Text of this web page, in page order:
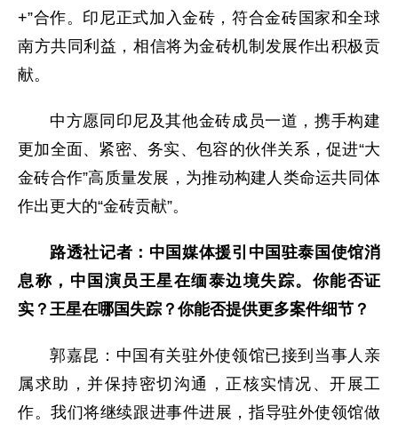
+”合作。印尼正式加入金砖，符合金砖国家和全球
南方共同利益，相信将为金砖机制发展作出积极贡
献。
中方愿同印尼及其他金砖成员一道，携手构建
更加全面、紧密、务实、包容的伙伴关系，促进“大
金砖合作”高质量发展，为推动构建人类命运共同体
作出更大的“金砖贡献”。
路透社记者：中国媒体援引中国驻泰国使馆消
息称，中国演员王星在缅泰边境失踪。你能否证
实？王星在哪国失踪？你能否提供更多案件细节？
郭嘉昆：中国有关驻外使领馆已接到当事人亲
属求助，并保持密切沟通，正核实情况、开展工
作。我们将继续跟进事件进展，指导驻外使领馆做